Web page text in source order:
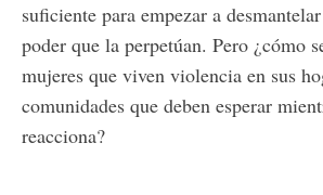
suficiente para empezar a
poder que la perpetúan. Pero ¿cómo
mujeres que viven violencia en sus
comunidades que deben esperar
reacciona?